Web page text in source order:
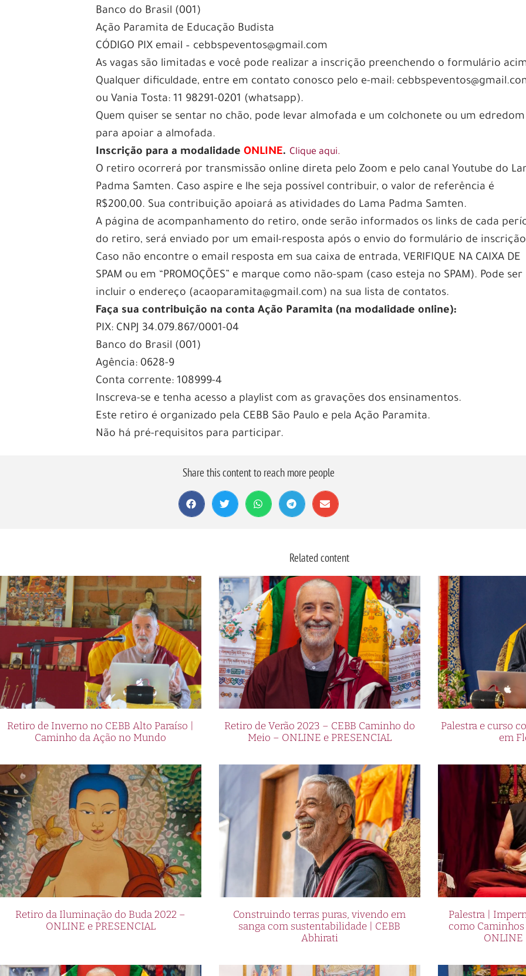
Banco do Brasil (001)
Ação Paramita de Educação Budista
CÓDIGO PIX email – cebbspeventos@gmail.com
As vagas são limitadas e você pode realizar a inscrição preenchendo o formulário
Qualquer dificuldade, entre em contato conosco pelo e-mail:
ou Vania Tosta: 11 98291-0201 (whatsapp).
Quem quiser se sentar no chão, pode levar almofada e um colchonete ou um edredom
para apoiar a almofada.
Inscrição para a modalidadeONLINE. Clique aqui.
O retiro ocorrerá por transmissão online direta pelo Zoom e pelo canal Youtube do
Padma Samten. Caso aspire e lhe seja possível contribuir, o valor de referência é
R$200,00. Sua contribuição apoiará as atividades do Lama Padma Samten.
A página de acompanhamento do retiro, onde serão informados os links de cada
do retiro, será enviado por um email-resposta após o envio do formulário de
Caso não encontre o email resposta em sua caixa de entrada, VERIFIQUE NA CAIXA DE
SPAM ou em “PROMOÇÕES” e marque como não-spam (caso esteja no SPAM). Pode
incluir o endereço (acaoparamita@gmail.com) na sua lista de contatos.
Faça sua contribuição na conta Ação Paramita (na modalidade online):
PIX: CNPJ 34.079.867/0001-04
Banco do Brasil (001)
Agência: 0628-9
Conta corrente: 108999-4
Inscreva-se e tenha acesso a playlist com as gravações dos ensinamentos.
Este retiro é organizado pela CEBB São Paulo e pela Ação Paramita.
Não há pré-requisitos para participar.
Share this content to reach more people
Related content
Retiro de Inverno no CEBB Alto Paraíso |
Caminho da Ação no Mundo
Retiro de Verão 2023 – CEBB Caminho do
Meio – ONLINE e PRESENCIAL
Palestra e curso
em
Retiro da Iluminação do Buda 2022 –
ONLINE e PRESENCIAL
Construindo terras puras, vivendo em
sanga com sustentabilidade | CEBB
Abhirati
Palestra |
como
ONLINE